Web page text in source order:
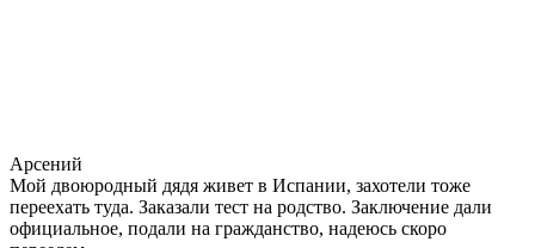
Арсений
Мой двоюродный дядя живет в Испании, захотели тоже
переехать туда. Заказали тест на родство. Заключение дали
официальное, подали на гражданство, надеюсь скоро